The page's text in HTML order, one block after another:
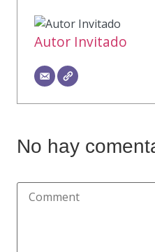
Autor Invitado
No hay